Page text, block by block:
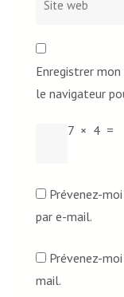
Enregistrer
le navigateur
7 × 4 =
Prévenez-
par e-mail.
Prévenez-
mail.